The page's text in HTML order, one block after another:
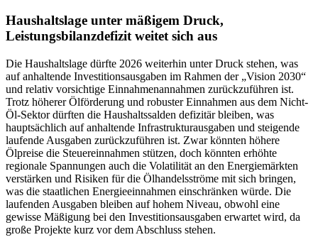
Haushaltslage unter mäßigem Druck,
Leistungsbilanzdefizit weitet sich aus
Die Haushaltslage dürfte 2026 weiterhin unter Druck stehen, was
auf anhaltende Investitionsausgaben im Rahmen der „Vision 2030“
und relativ vorsichtige Einnahmenannahmen zurückzuführen ist.
Trotz höherer Ölförderung und robuster Einnahmen aus dem Nicht-
Öl-Sektor dürften die Haushaltssalden defizitär bleiben, was
hauptsächlich auf anhaltende Infrastrukturausgaben und steigende
laufende Ausgaben zurückzuführen ist. Zwar könnten höhere
Ölpreise die Steuereinnahmen stützen, doch könnten erhöhte
regionale Spannungen auch die Volatilität an den Energiemärkten
verstärken und Risiken für die Ölhandelsströme mit sich bringen,
was die staatlichen Energieeinnahmen einschränken würde. Die
laufenden Ausgaben bleiben auf hohem Niveau, obwohl eine
gewisse Mäßigung bei den Investitionsausgaben erwartet wird, da
große Projekte kurz vor dem Abschluss stehen.